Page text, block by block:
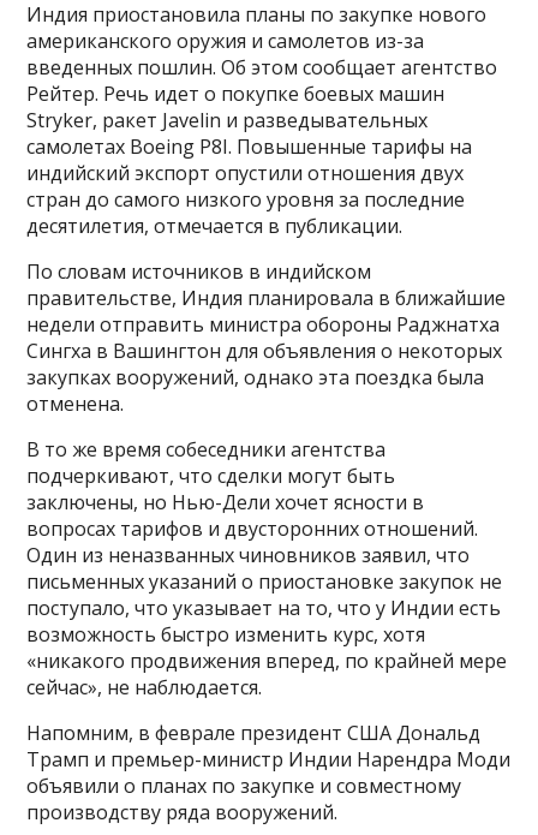
Индия приостановила планы по закупке нового
американского оружия и самолетов из-за
введенных пошлин. Об этом сообщает агентство
Рейтер. Речь идет о покупке боевых машин
Stryker, ракет Javelin и разведывательных
самолетах Boeing P8I. Повышенные тарифы на
индийский экспорт опустили отношения двух
стран до самого низкого уровня за последние
десятилетия, отмечается в публикации.
По словам источников в индийском
правительстве, Индия планировала в ближайшие
недели отправить министра обороны Раджнатха
Сингха в Вашингтон для объявления о некоторых
закупках вооружений, однако эта поездка была
отменена.
В то же время собеседники агентства
подчеркивают, что сделки могут быть
заключены, но Нью-Дели хочет ясности в
вопросах тарифов и двусторонних отношений.
Один из неназванных чиновников заявил, что
письменных указаний о приостановке закупок не
поступало, что указывает на то, что у Индии есть
возможность быстро изменить курс, хотя
«никакого продвижения вперед, по крайней мере
сейчас», не наблюдается.
Напомним, в феврале президент США Дональд
Трамп и премьер-министр Индии Нарендра Моди
объявили о планах по закупке и совместному
производству ряда вооружений.